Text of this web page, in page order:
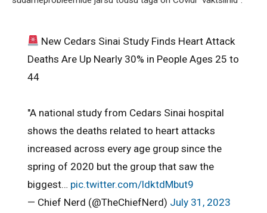
New Cedars Sinai Study Finds Heart Attack
Deaths Are Up Nearly 30% in People Ages 25 to
44
"A national study from Cedars Sinai hospital
shows the deaths related to heart attacks
increased across every age group since the
spring of 2020 but the group that saw the
biggest… pic.twitter.com/ldktdMbut9
— Chief Nerd (@TheChiefNerd) July 31, 2023